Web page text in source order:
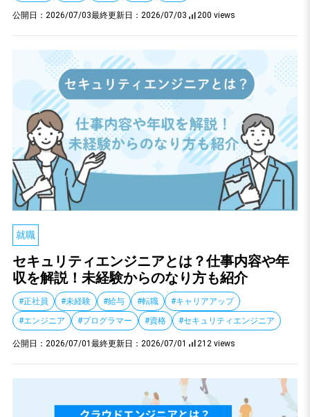
公開日： 2026/07/03最終更新日： 2026/07/03 200 views
就職
セキュリティエンジニアとは？仕事内容や年
収を解説！未経験からのなり方も紹介
#正社員 #未経験 #給与 #転職
#キャリアアップ
#エンジニア
#プログラマー #資格 #セキュリティエンジニア
公開日： 2026/07/01 最終更新日： 2026/07/01 212 views